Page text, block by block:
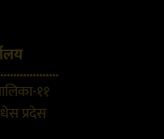
११
प्रदेस